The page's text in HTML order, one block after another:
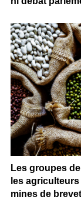
Les groupes
les
mines de